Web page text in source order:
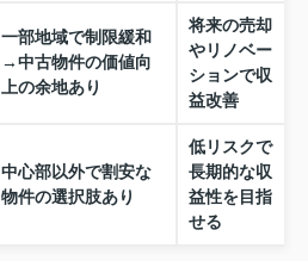
一部地域で制限緩和
→中古物件の価値向
上の余地あり
将来の売却
やリノベー
ションで収
益改善
中心部以外で割安な
物件の選択肢あり
低リスクで
長期的な収
益性を目指
せる